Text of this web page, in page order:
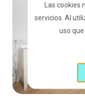
Las cookies
servicios. Al
uso que